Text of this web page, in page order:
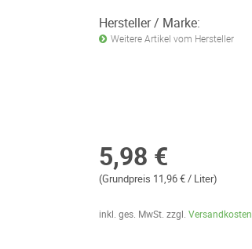
Hersteller / Marke:
Weitere Artikel vom Hersteller
5,98 €
(Grundpreis 11,96 € / Liter)
inkl. ges. MwSt. zzgl. Versandkosten